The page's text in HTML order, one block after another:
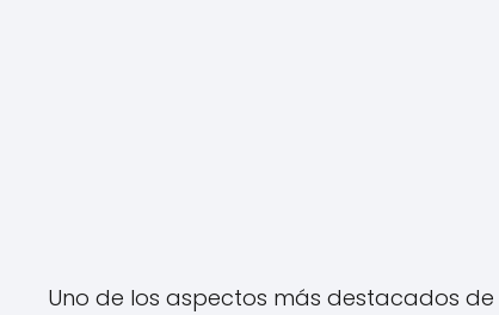
Uno de los aspectos más destacados